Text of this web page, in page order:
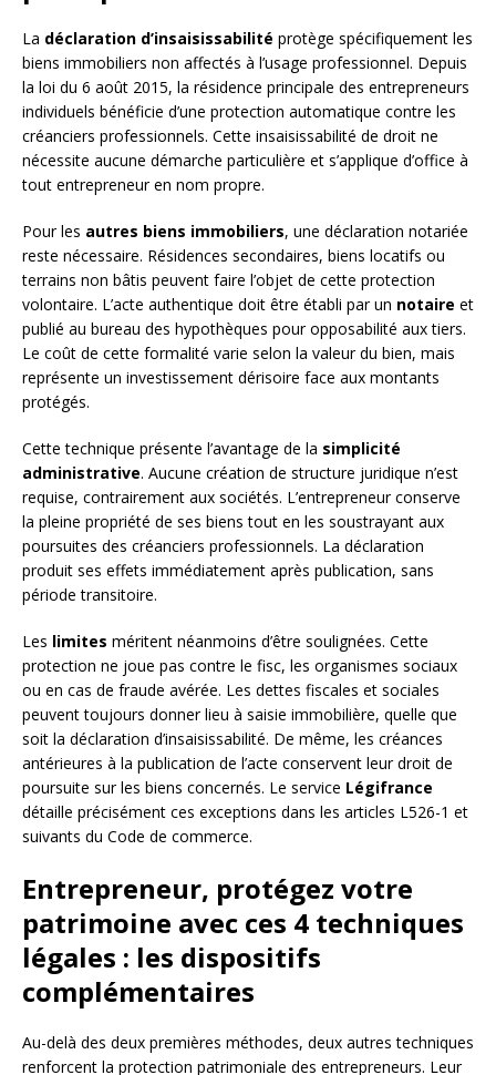
La déclaration d’insaisissabilité protège spécifiquement les
biens immobiliers non affectés à l’usage professionnel. Depuis
la loi du 6 août 2015, la résidence principale des entrepreneurs
individuels bénéficie d’une protection automatique contre les
créanciers professionnels. Cette insaisissabilité de droit ne
nécessite aucune démarche particulière et s’applique d’office à
tout entrepreneur en nom propre.
Pour les autres biens immobiliers, une déclaration notariée
reste nécessaire. Résidences secondaires, biens locatifs ou
terrains non bâtis peuvent faire l’objet de cette protection
volontaire. L’acte authentique doit être établi par un notaire et
publié au bureau des hypothèques pour opposabilité aux tiers.
Le coût de cette formalité varie selon la valeur du bien, mais
représente un investissement dérisoire face aux montants
protégés.
Cette technique présente l’avantage de la simplicité
administrative. Aucune création de structure juridique n’est
requise, contrairement aux sociétés. L’entrepreneur conserve
la pleine propriété de ses biens tout en les soustrayant aux
poursuites des créanciers professionnels. La déclaration
produit ses effets immédiatement après publication, sans
période transitoire.
Les limites méritent néanmoins d’être soulignées. Cette
protection ne joue pas contre le fisc, les organismes sociaux
ou en cas de fraude avérée. Les dettes fiscales et sociales
peuvent toujours donner lieu à saisie immobilière, quelle que
soit la déclaration d’insaisissabilité. De même, les créances
antérieures à la publication de l’acte conservent leur droit de
poursuite sur les biens concernés. Le service Légifrance
détaille précisément ces exceptions dans les articles L526-1 et
suivants du Code de commerce.
Entrepreneur, protégez votre
patrimoine avec ces 4 techniques
légales : les dispositifs
complémentaires
Au-delà des deux premières méthodes, deux autres techniques
renforcent la protection patrimoniale des entrepreneurs. Leur